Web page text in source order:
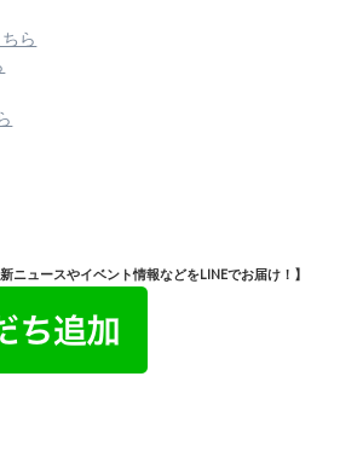
ら
ニュースやイベント情報などをLINEでお届け！】